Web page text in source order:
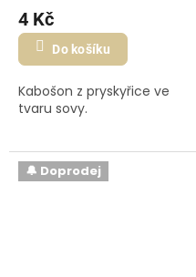
4 Kč
Do košíku
Kabošon z pryskyřice ve
tvaru sovy.
🔔 Doprodej